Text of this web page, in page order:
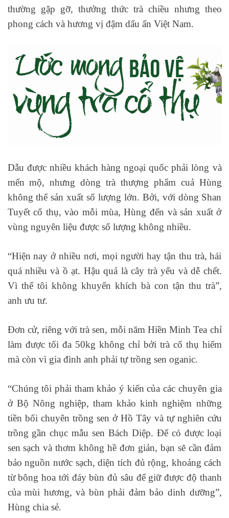
thường gặp gỡ, thưởng thức trà chiều nhưng theo
phong cách và hương vị đậm dấu ấn Việt Nam.
Dẫu được nhiều khách hàng ngoại quốc phải lòng và
mến mộ, nhưng dòng trà thượng phẩm cuả Hùng
không thể sản xuất số lượng lớn. Bởi, với dòng Shan
Tuyết cổ thụ, vào mỗi mùa, Hùng đến và sản xuất ở
vùng nguyên liệu được số lượng không nhiều.
“Hiện nay ở nhiều nơi, mọi người hay tận thu trà, hái
quá nhiều và ồ ạt. Hậu quả là cây trà yếu và dễ chết.
Vì thế tôi không khuyến khích bà con tận thu trà”,
anh ưu tư.
Đơn cử, riêng với trà sen, mỗi năm Hiền Minh Tea chỉ
làm được tối đa 50kg không chỉ bởi trà cổ thụ hiếm
mà còn vì gia đình anh phải tự trồng sen oganic.
“Chúng tôi phải tham khảo ý kiến của các chuyên gia
ở Bộ Nông nghiệp, tham khảo kinh nghiệm những
tiền bối chuyên trồng sen ở Hồ Tây và tự nghiên cứu
trồng gần chục mẫu sen Bách Diệp. Để có được loại
sen sạch và thơm không hề đơn giản, bạn sẽ cần đảm
bảo nguồn nước sạch, diện tích đủ rộng, khoảng cách
từ bông hoa tới đáy bùn đủ sâu để giữ được độ thanh
của mùi hương, và bùn phải đảm bảo dinh dưỡng”,
Hùng chia sẻ.